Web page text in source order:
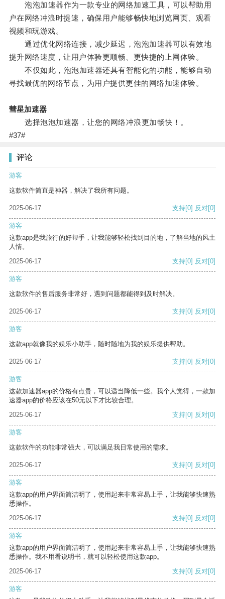
泡泡加速器作为一款专业的网络加速工具，可以帮助用
户在网络冲浪时提速，确保用户能够畅快地浏览网页、观看
视频和玩游戏。
通过优化网络连接，减少延迟，泡泡加速器可以有效地
提升网络速度，让用户体验更顺畅、更快捷的上网体验。
不仅如此，泡泡加速器还具有智能化的功能，能够自动
寻找最优的网络节点，为用户提供更佳的网络加速体验。
彗星加速器
选择泡泡加速器，让您的网络冲浪更加畅快！。
#37#
评论
游客
这款软件简直是神器，解决了我所有问题。
2025-06-17 支持[0] 反对[0]
游客
这款app是我旅行的好帮手，让我能够轻松找到目的地，了解当地的风土
人情。
2025-06-17
支持[0] 反对[0]
游客
这款软件的售后服务非常好，遇到问题都能得到及时解决。
2025-06-17 支持[0] 反对[0]
游客
这款app就像我的娱乐小助手，随时随地为我的娱乐提供帮助。
2025-06-17 支持[0] 反对[0]
游客
这款加速器app的价格有点贵，可以适当降低一些。我个人觉得，一款加
速器app的价格应该在50元以下才比较合理。
2025-06-17
支持[0] 反对[0]
游客
这款软件的功能非常强大，可以满足我日常使用的需求。
2025-06-17 支持[0] 反对[0]
游客
这款app的用户界面简洁明了，使用起来非常容易上手，让我能够快速熟
悉操作。
2025-06-17
支持[0] 反对[0]
游客
这款app的用户界面简洁明了，使用起来非常容易上手，让我能够快速熟
悉操作。我不用看说明书，就可以轻松使用这款app。
2025-06-17
支持[0] 反对[0]
游客